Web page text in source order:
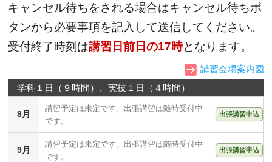
キャンセル待ちをされる場合はキャンセル待ちボ
タンから必要事項を記入して送信してください。
受付終了時刻は講習日前日の17時となります。
講習会場案内図
学科１日（９時間）、実技１日（４時間）
8月
講習予定は未定です。出張講習は随時受付中
です。
出張講習申込
9月
講習予定は未定です。出張講習は随時受付中
です。
出張講習申込